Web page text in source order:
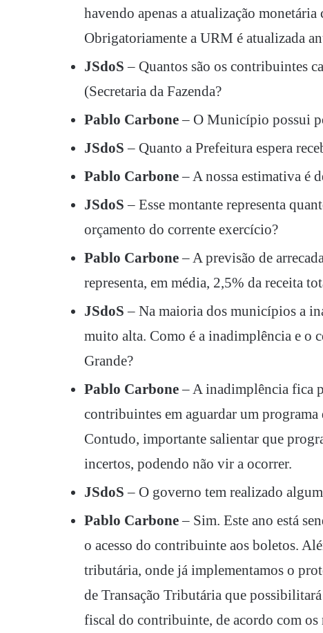
havendo apenas a atualização
Obrigatoriamente a URM é atualizada
JSdoS– Quantos são os contribuintes
(Secretaria da Fazenda?
Pablo Carbone– O Município possui
JSdoS– Quanto a Prefeitura espera
Pablo Carbone– A nossa estimativa é
JSdoS– Esse montante representa
orçamento do corrente exercício?
Pablo Carbone– A previsão de
representa, em média, 2,5% da receita
JSdoS– Na maioria dos municípios a
muito alta. Como é a inadimplência e o
Grande?
Pablo Carbone– A inadimplência fica
contribuintes em aguardar um
Contudo, importante salientar que
incertos, podendo não vir a ocorrer.
JSdoS– O governo tem realizado
Pablo Carbone– Sim. Este ano está
o acesso do contribuinte aos boletos.
tributária, onde já implementamos o
de Transação Tributária que
fiscal do contribuinte, de acordo com os